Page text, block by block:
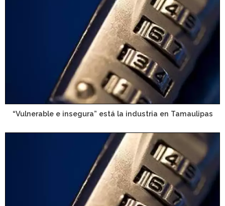
“Vulnerable e insegura” está la industria en Tamaulipas